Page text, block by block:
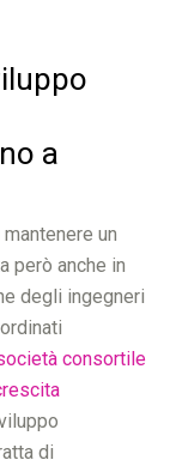
a
un
però anche in
degli ingegneri
consortile
di